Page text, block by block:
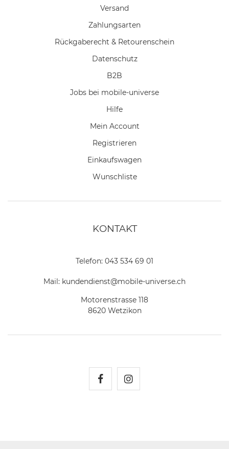
Versand
Zahlungsarten
Rückgaberecht & Retourenschein
Datenschutz
B2B
Jobs bei mobile-universe
Hilfe
Mein Account
Registrieren
Einkaufswagen
Wunschliste
KONTAKT
Telefon: 043 534 69 01
Mail: kundendienst@mobile-universe.ch
Motorenstrasse 118
8620 Wetzikon